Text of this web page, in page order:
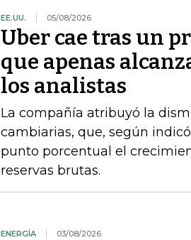
EE.UU. 05/08/2026
Uber cae tras un
que apenas
los analistas
La compañía atribuyó la
cambiarias, que, según
punto porcentual el
reservas brutas.
ENERGÍA 03/08/2026